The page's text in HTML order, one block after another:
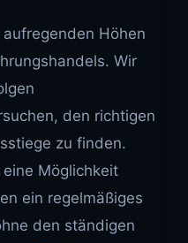
Höhen
Wir
den richtigen
zu finden.
Möglichkeit
ein regelmäßiges
den ständigen